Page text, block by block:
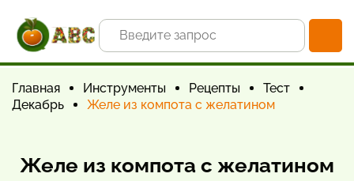
Главная Инструменты Рецепты
Тест
Декабрь
Желе из компота с желатином
Желе из компота с желатином